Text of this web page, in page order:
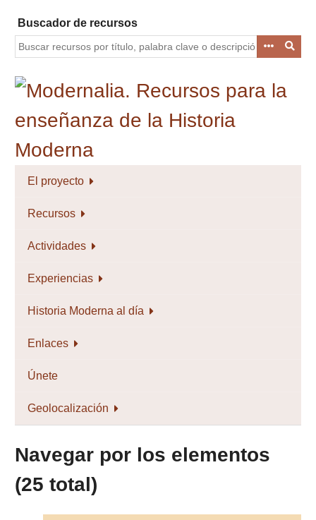
contenido
principal
Buscador de recursos
El proyecto
Recursos
Actividades
Experiencias
Historia Moderna al día
Enlaces
Únete
Geolocalización
Navegar por los elementos
(25 total)